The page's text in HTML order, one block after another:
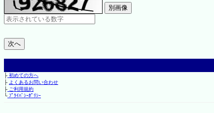
├初めての方へ
├ よくあるお問い合わせ
├ご利用規約
└ﾌﾟﾗｲﾊﾞｼｰﾎﾟﾘｼｰ